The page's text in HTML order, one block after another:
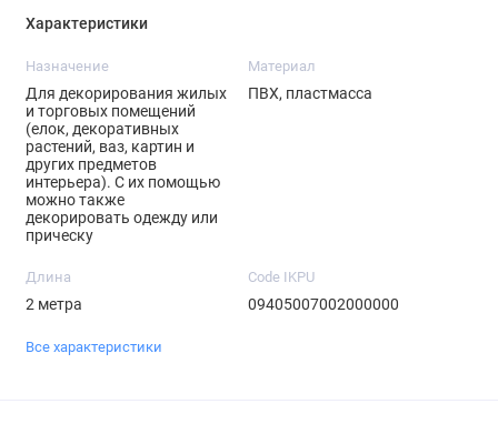
Характеристики
Назначение
Для декорирования жилых
и торговых помещений
(елок, декоративных
растений, ваз, картин и
других предметов
интерьера). С их помощью
можно также
декорировать одежду или
прическу
Материал
ПВХ, пластмасса
Длина
2 метра
Code IKPU
09405007002000000
Все характеристики